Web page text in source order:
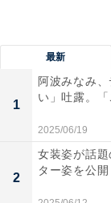
最新
1
阿波みなみ
い」吐露。
2025/06/19
2
女装姿が話
ター姿を公